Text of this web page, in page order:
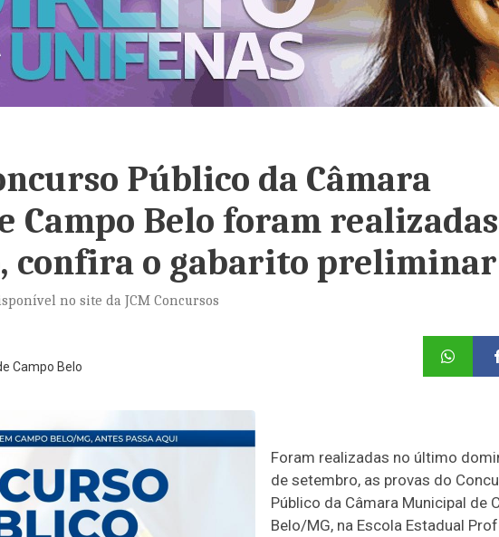
Público da Câmara
Campo Belo foram realizadas
confira o gabarito
no site da JCM Concursos
Campo Belo
Foram realizadas no último
de setembro, as provas do
Público da Câmara Municipal de
Belo/MG, na Escola Estadual